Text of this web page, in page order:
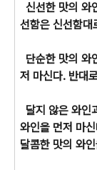
신선한 맛의 와
선함은 신선함대
단순한 맛의 와
저 마신다. 반대
달지 않은 와인
와인을 먼저 마
달콤한 맛의 와